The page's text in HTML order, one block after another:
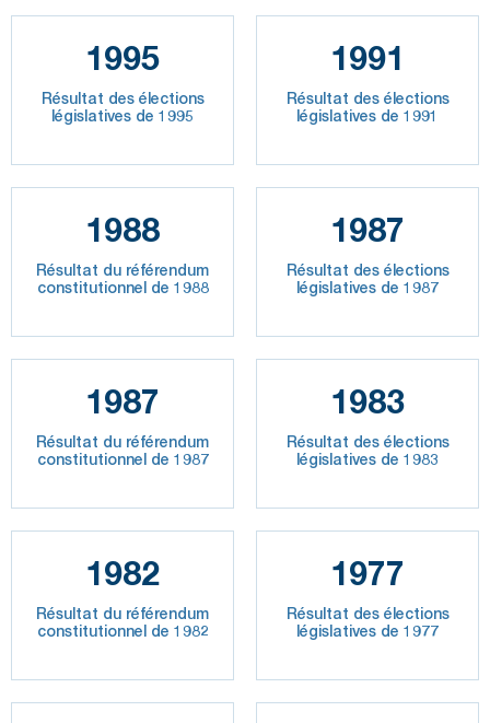
1995
Résultat des élections
législatives de 1995
1991
Résultat des élections
législatives de 1991
1988
Résultat du référendum
constitutionnel de 1988
1987
Résultat des élections
législatives de 1987
1987
Résultat du référendum
constitutionnel de 1987
1983
Résultat des élections
législatives de 1983
1982
Résultat du référendum
constitutionnel de 1982
1977
Résultat des élections
législatives de 1977